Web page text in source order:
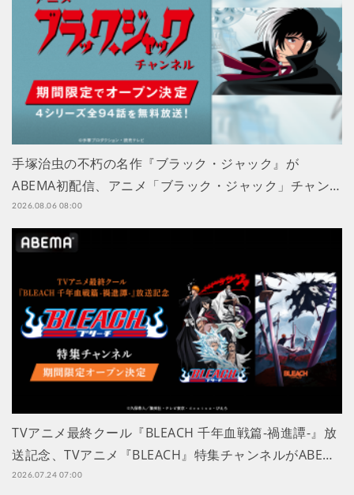
手塚治虫の不朽の名作『ブラック・ジャック』が
ABEMA初配信、アニメ「ブラック・ジャック」チャン…
2026.08.06 08:00
TVアニメ最終クール『BLEACH 千年血戦篇-禍進譚-』放
送記念、TVアニメ『BLEACH』特集チャンネルがABE…
2026.07.24 07:00